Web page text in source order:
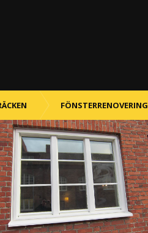
FÖNSTERRENOVERING